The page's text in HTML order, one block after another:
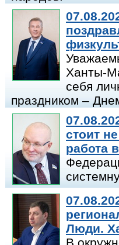
Ханты-
себя
праздником –
стоит
работа
Люди.